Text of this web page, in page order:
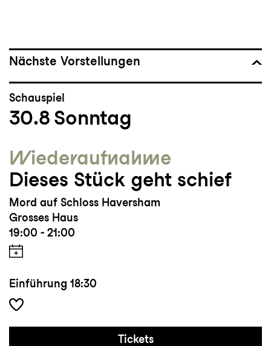
Nächste Vorstellungen
Schauspiel
30.8 Sonntag
Wieder­aufnahme
Dieses Stück geht schief
Mord auf Schloss Haversham
Grosses Haus
19:00 - 21:00
Einführung 18:30
Tickets